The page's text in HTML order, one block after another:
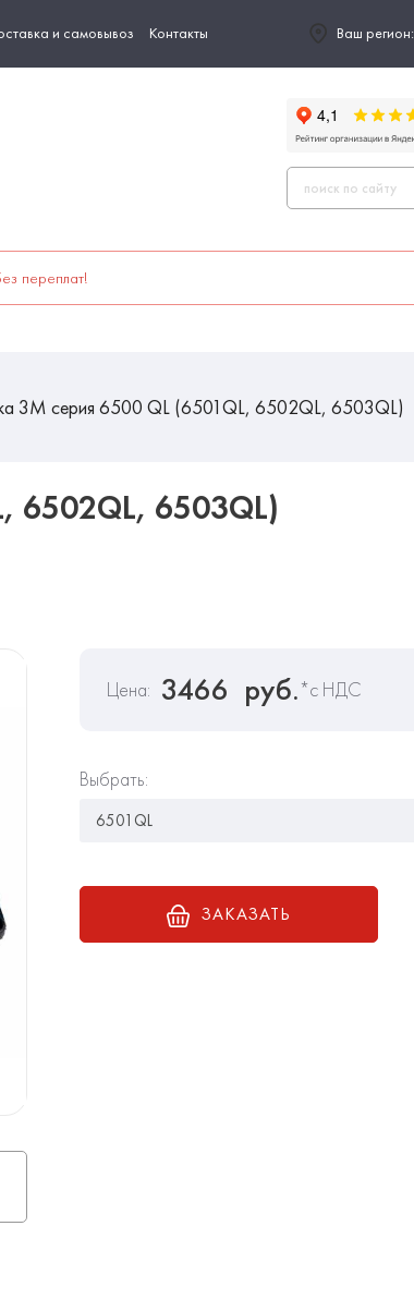
и самовывоз Контакты Ваш регион:
переплат!
3М серия 6500 QL (6501QL, 6502QL, 6503QL)
6502QL, 6503QL)
Цена: 3466 руб.*с НДС
Выбрать:
ЗАКАЗАТЬ